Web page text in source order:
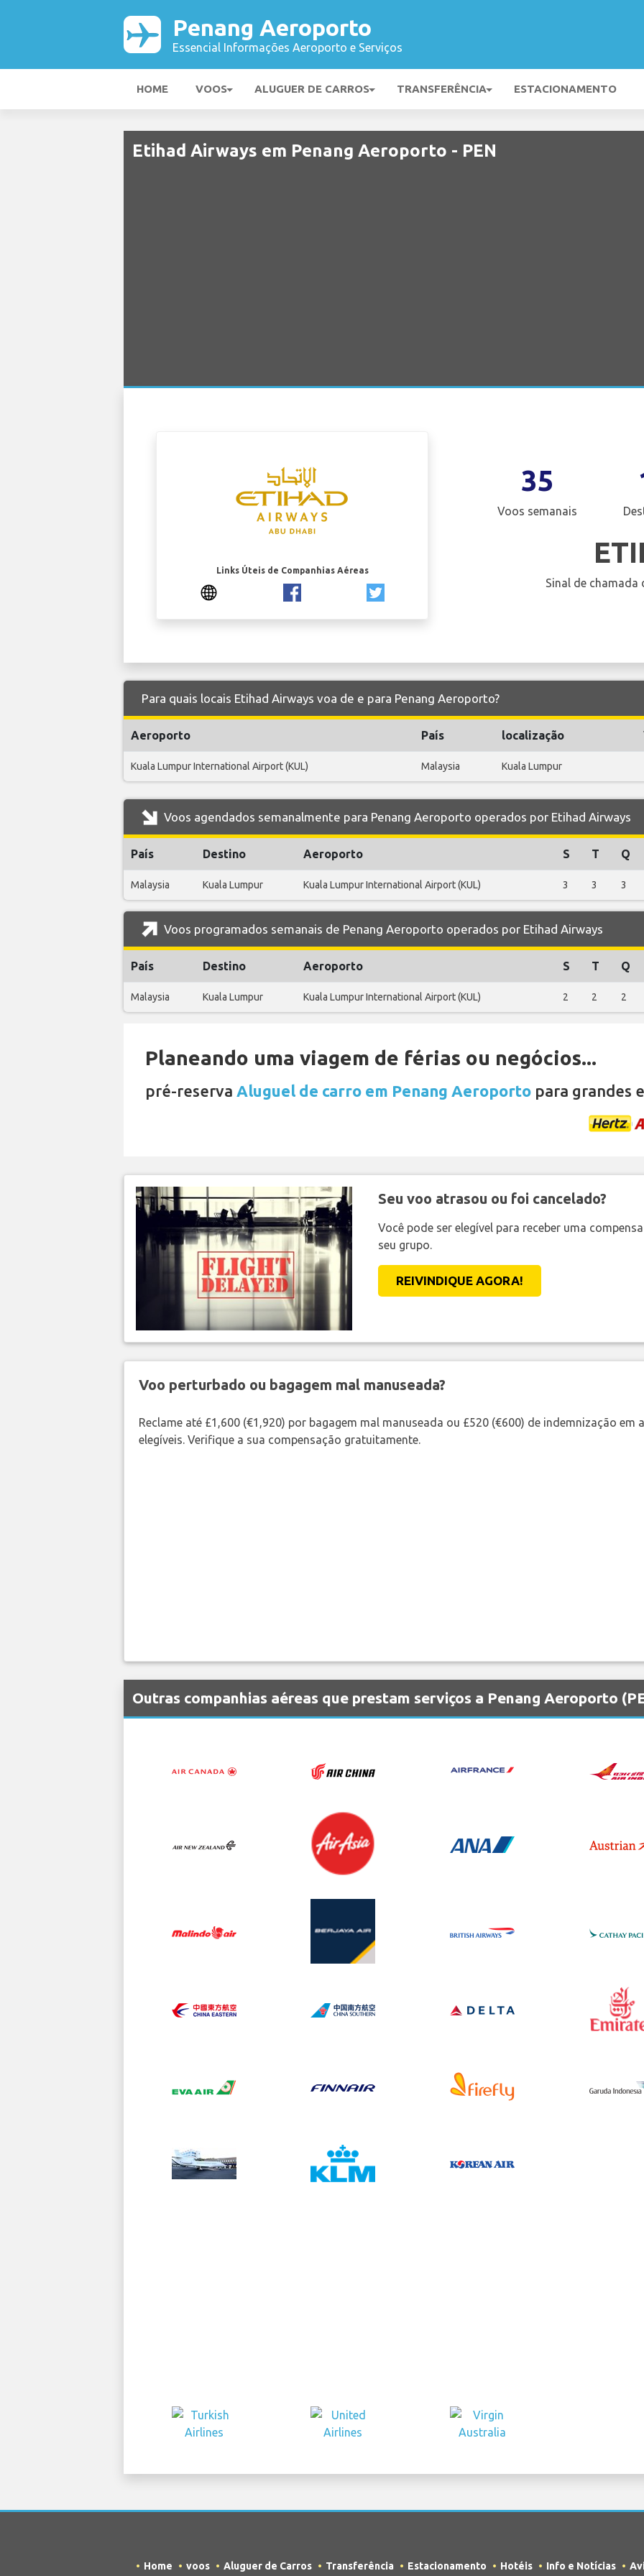
Penang Aeroporto
Essencial Informações Aeroporto e Serviços
HOME VOOS ALUGUER DE CARROS TRANSFERÊNCIA ESTACIONAMENTO
Etihad Airways em Penang Aeroporto - PEN
Links Úteis de Companhias Aéreas
35
Voos semanais
Sinal de chamada
Para quais locais Etihad Airways voa de e para Penang Aeroporto?
Aeroporto País localização
Kuala Lumpur International Airport (KUL) Malaysia Kuala Lumpur
Voos agendados semanalmente para Penang Aeroporto operados por Etihad Airways
País Destino Aeroporto S T Q
Malaysia Kuala Lumpur Kuala Lumpur International Airport (KUL) 3 3 3
Voos programados semanais de Penang Aeroporto operados por Etihad Airways
País Destino Aeroporto S T Q
Malaysia Kuala Lumpur Kuala Lumpur International Airport (KUL) 2 2 2
Planeando uma viagem de férias ou negócios...
pré-reserva Aluguel de carro em Penang Aeroporto para grandes
Seu voo atrasou ou foi cancelado?
Você pode ser elegível para receber uma
seu grupo.
REIVINDIQUE AGORA!
Voo perturbado ou bagagem mal manuseada?
Reclame até £1,600 (€1,920) por bagagem mal manuseada ou £520 (€600) de indemnização
elegíveis. Verifique a sua compensação gratuitamente.
Outras companhias aéreas que prestam serviços a Penang Aeroporto
Home voos Aluguer de Carros Transferência Estacionamento Hotéis Info e Notícias